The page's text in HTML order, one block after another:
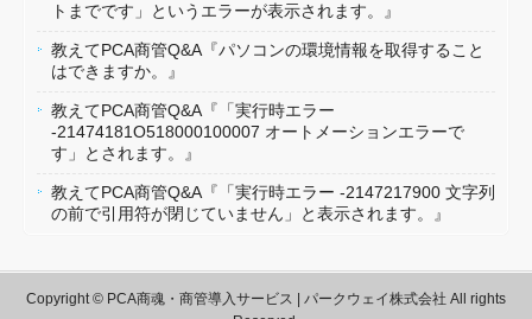
トまでです」というエラーが表示されます。』
教えてPCA商管Q&A『パソコンの環境情報を取得すること
はできますか。』
教えてPCA商管Q&A『「実行時エラー
-21474181O518000100007 オートメーションエラーで
す」とされます。』
教えてPCA商管Q&A『「実行時エラー -2147217900 文字列
の前で引用符が閉じていません」と表示されます。』
Copyright © PCA商魂・商管導入サービス | パークウェイ株式会社 All rights